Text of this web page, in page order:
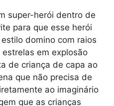
super-herói dentro de
para que esse herói
domino com raios
em explosão
de criança de capa ao
que não precisa de
ao imaginário
que as crianças